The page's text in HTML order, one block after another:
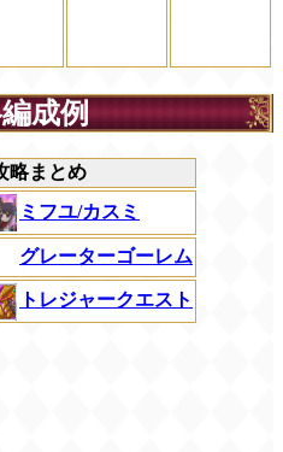
成例
略まとめ
ミフユ/カスミ
グレーターゴーレム
トレジャークエスト